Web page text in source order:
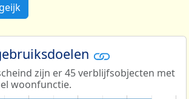
zijn er 45 verblijfsobjecten met
woonfunctie.